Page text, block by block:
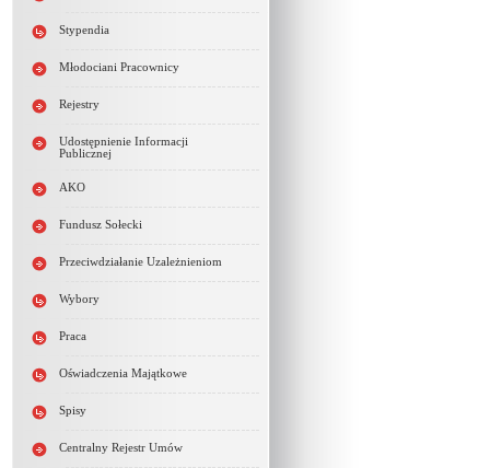
Stypendia
Młodociani Pracownicy
Rejestry
Udostępnienie Informacji
Publicznej
AKO
Fundusz Sołecki
Przeciwdziałanie Uzależnieniom
Wybory
Praca
Oświadczenia Majątkowe
Spisy
Centralny Rejestr Umów